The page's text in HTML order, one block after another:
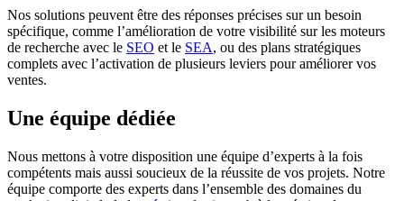
Nos solutions peuvent être des réponses précises sur un besoin
spécifique, comme l’amélioration de votre visibilité sur les moteurs
de recherche avec le SEO et le SEA, ou des plans stratégiques
complets avec l’activation de plusieurs leviers pour améliorer vos
ventes.
Une équipe dédiée
Nous mettons à votre disposition une équipe d’experts à la fois
compétents mais aussi soucieux de la réussite de vos projets. Notre
équipe comporte des experts dans l’ensemble des domaines du